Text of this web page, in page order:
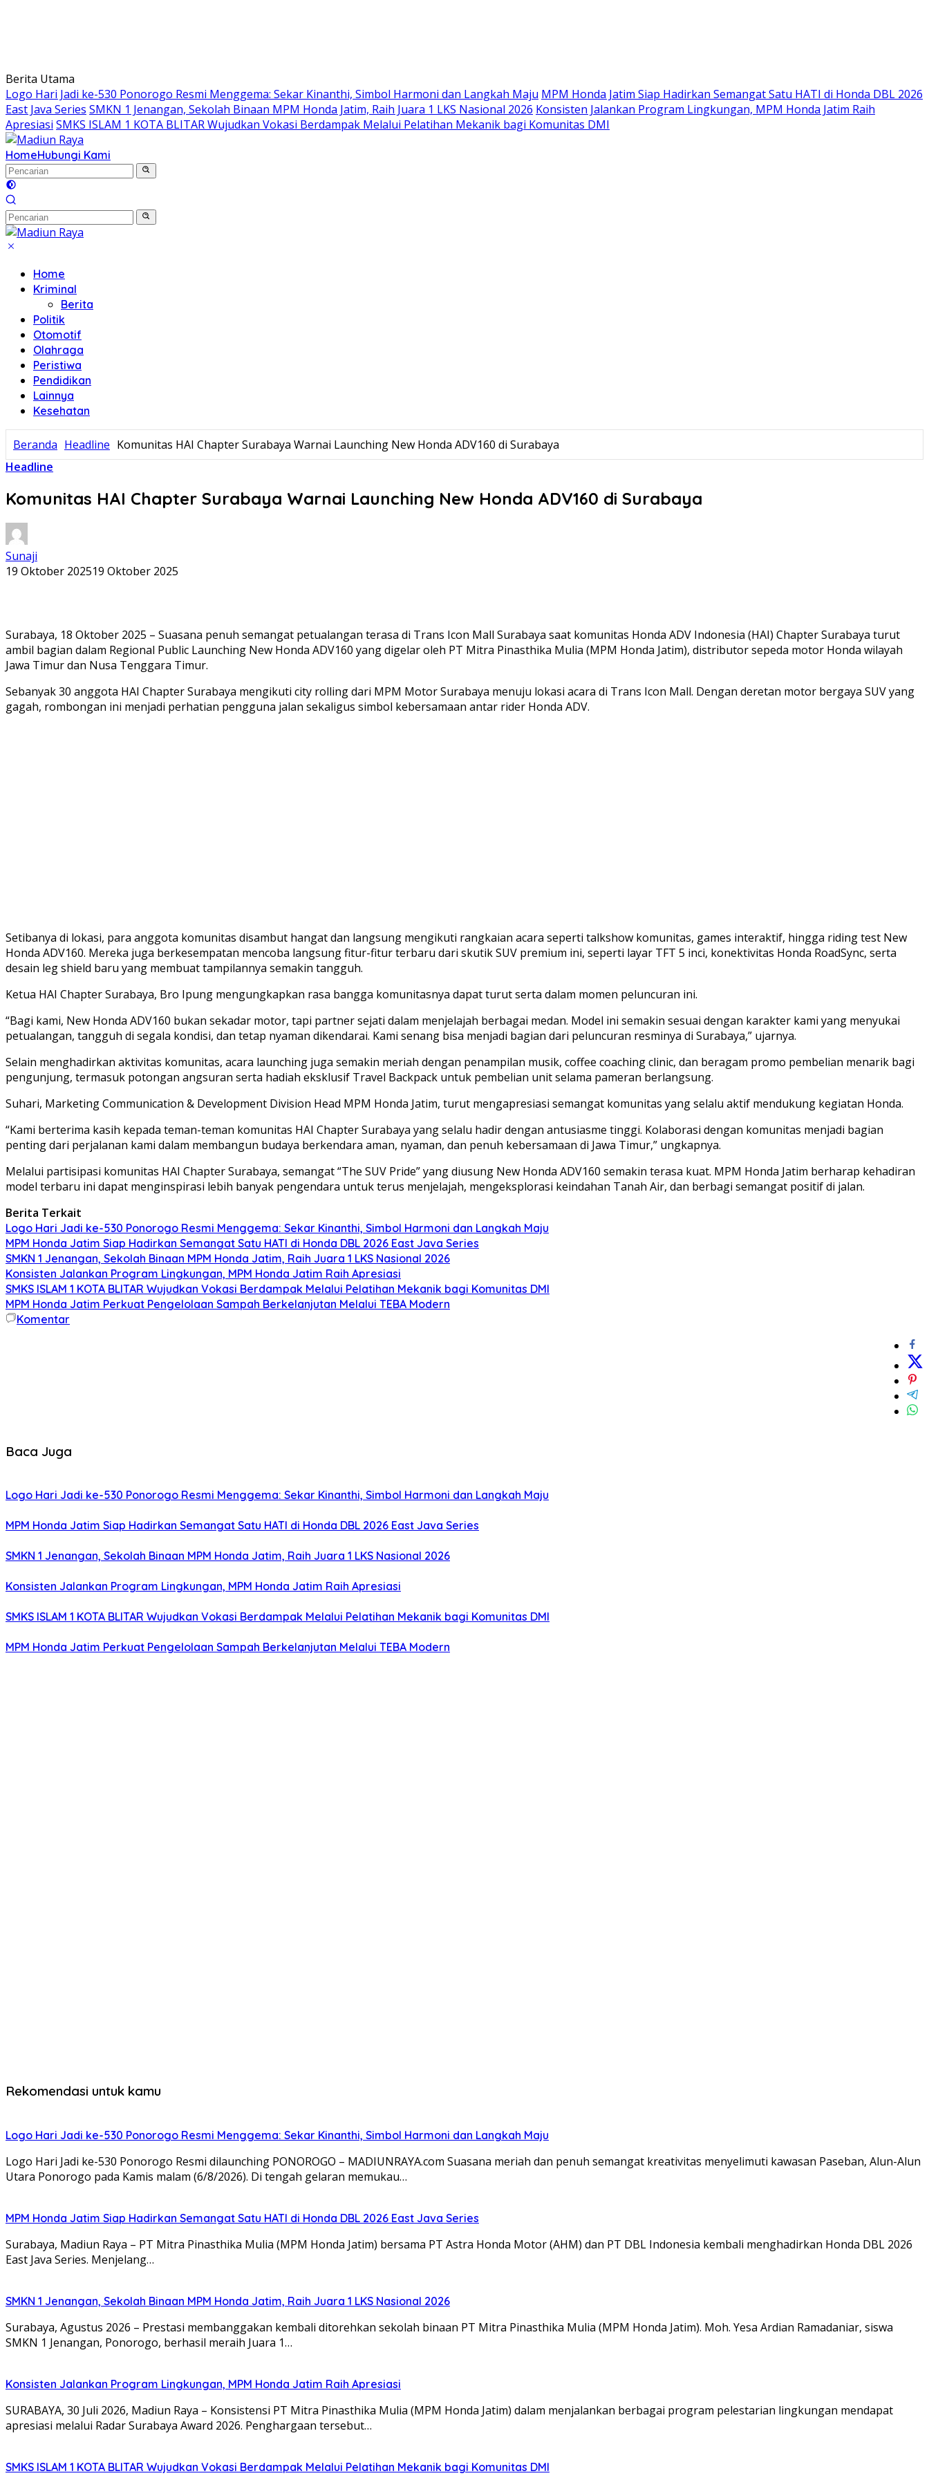
Berita Utama
Logo Hari Jadi ke-530 Ponorogo Resmi Menggema: Sekar Kinanthi, Simbol Harmoni dan Langkah Maju MPM Honda Jatim Siap Hadirkan Semangat Satu HATI di Honda DBL 2026
East Java Series SMKN 1 Jenangan, Sekolah Binaan MPM Honda Jatim, Raih Juara 1 LKS Nasional 2026 Konsisten Jalankan Program Lingkungan, MPM Honda Jatim Raih
Apresiasi SMKS ISLAM 1 KOTA BLITAR Wujudkan Vokasi Berdampak Melalui Pelatihan Mekanik bagi Komunitas DMI
HomeHubungi Kami
Home
Kriminal
Berita
Politik
Otomotif
Olahraga
Peristiwa
Pendidikan
Lainnya
Kesehatan
Beranda Headline Komunitas HAI Chapter Surabaya Warnai Launching New Honda ADV160 di Surabaya
Headline
Komunitas HAI Chapter Surabaya Warnai Launching New Honda ADV160 di Surabaya
Sunaji
19 Oktober 202519 Oktober 2025
Surabaya, 18 Oktober 2025 – Suasana penuh semangat petualangan terasa di Trans Icon Mall Surabaya saat komunitas Honda ADV Indonesia (HAI) Chapter Surabaya turut
ambil bagian dalam Regional Public Launching New Honda ADV160 yang digelar oleh PT Mitra Pinasthika Mulia (MPM Honda Jatim), distributor sepeda motor Honda wilayah
Jawa Timur dan Nusa Tenggara Timur.
Sebanyak 30 anggota HAI Chapter Surabaya mengikuti city rolling dari MPM Motor Surabaya menuju lokasi acara di Trans Icon Mall. Dengan deretan motor bergaya SUV yang
gagah, rombongan ini menjadi perhatian pengguna jalan sekaligus simbol kebersamaan antar rider Honda ADV.
Setibanya di lokasi, para anggota komunitas disambut hangat dan langsung mengikuti rangkaian acara seperti talkshow komunitas, games interaktif, hingga riding test New
Honda ADV160. Mereka juga berkesempatan mencoba langsung fitur-fitur terbaru dari skutik SUV premium ini, seperti layar TFT 5 inci, konektivitas Honda RoadSync, serta
desain leg shield baru yang membuat tampilannya semakin tangguh.
Ketua HAI Chapter Surabaya, Bro Ipung mengungkapkan rasa bangga komunitasnya dapat turut serta dalam momen peluncuran ini.
“Bagi kami, New Honda ADV160 bukan sekadar motor, tapi partner sejati dalam menjelajah berbagai medan. Model ini semakin sesuai dengan karakter kami yang menyukai
petualangan, tangguh di segala kondisi, dan tetap nyaman dikendarai. Kami senang bisa menjadi bagian dari peluncuran resminya di Surabaya,” ujarnya.
Selain menghadirkan aktivitas komunitas, acara launching juga semakin meriah dengan penampilan musik, coffee coaching clinic, dan beragam promo pembelian menarik bagi
pengunjung, termasuk potongan angsuran serta hadiah eksklusif Travel Backpack untuk pembelian unit selama pameran berlangsung.
Suhari, Marketing Communication & Development Division Head MPM Honda Jatim, turut mengapresiasi semangat komunitas yang selalu aktif mendukung kegiatan Honda.
“Kami berterima kasih kepada teman-teman komunitas HAI Chapter Surabaya yang selalu hadir dengan antusiasme tinggi. Kolaborasi dengan komunitas menjadi bagian
penting dari perjalanan kami dalam membangun budaya berkendara aman, nyaman, dan penuh kebersamaan di Jawa Timur,” ungkapnya.
Melalui partisipasi komunitas HAI Chapter Surabaya, semangat “The SUV Pride” yang diusung New Honda ADV160 semakin terasa kuat. MPM Honda Jatim berharap kehadiran
model terbaru ini dapat menginspirasi lebih banyak pengendara untuk terus menjelajah, mengeksplorasi keindahan Tanah Air, dan berbagi semangat positif di jalan.
Berita Terkait
Logo Hari Jadi ke-530 Ponorogo Resmi Menggema: Sekar Kinanthi, Simbol Harmoni dan Langkah Maju
MPM Honda Jatim Siap Hadirkan Semangat Satu HATI di Honda DBL 2026 East Java Series
SMKN 1 Jenangan, Sekolah Binaan MPM Honda Jatim, Raih Juara 1 LKS Nasional 2026
Konsisten Jalankan Program Lingkungan, MPM Honda Jatim Raih Apresiasi
SMKS ISLAM 1 KOTA BLITAR Wujudkan Vokasi Berdampak Melalui Pelatihan Mekanik bagi Komunitas DMI
MPM Honda Jatim Perkuat Pengelolaan Sampah Berkelanjutan Melalui TEBA Modern
Komentar
Baca Juga
Logo Hari Jadi ke-530 Ponorogo Resmi Menggema: Sekar Kinanthi, Simbol Harmoni dan Langkah Maju
MPM Honda Jatim Siap Hadirkan Semangat Satu HATI di Honda DBL 2026 East Java Series
SMKN 1 Jenangan, Sekolah Binaan MPM Honda Jatim, Raih Juara 1 LKS Nasional 2026
Konsisten Jalankan Program Lingkungan, MPM Honda Jatim Raih Apresiasi
SMKS ISLAM 1 KOTA BLITAR Wujudkan Vokasi Berdampak Melalui Pelatihan Mekanik bagi Komunitas DMI
MPM Honda Jatim Perkuat Pengelolaan Sampah Berkelanjutan Melalui TEBA Modern
Rekomendasi untuk kamu
Logo Hari Jadi ke-530 Ponorogo Resmi Menggema: Sekar Kinanthi, Simbol Harmoni dan Langkah Maju
Logo Hari Jadi ke-530 Ponorogo Resmi dilaunching PONOROGO – MADIUNRAYA.com Suasana meriah dan penuh semangat kreativitas menyelimuti kawasan Paseban, Alun-Alun
Utara Ponorogo pada Kamis malam (6/8/2026). Di tengah gelaran memukau…
MPM Honda Jatim Siap Hadirkan Semangat Satu HATI di Honda DBL 2026 East Java Series
Surabaya, Madiun Raya – PT Mitra Pinasthika Mulia (MPM Honda Jatim) bersama PT Astra Honda Motor (AHM) dan PT DBL Indonesia kembali menghadirkan Honda DBL 2026
East Java Series. Menjelang…
SMKN 1 Jenangan, Sekolah Binaan MPM Honda Jatim, Raih Juara 1 LKS Nasional 2026
Surabaya, Agustus 2026 – Prestasi membanggakan kembali ditorehkan sekolah binaan PT Mitra Pinasthika Mulia (MPM Honda Jatim). Moh. Yesa Ardian Ramadaniar, siswa
SMKN 1 Jenangan, Ponorogo, berhasil meraih Juara 1…
Konsisten Jalankan Program Lingkungan, MPM Honda Jatim Raih Apresiasi
SURABAYA, 30 Juli 2026, Madiun Raya – Konsistensi PT Mitra Pinasthika Mulia (MPM Honda Jatim) dalam menjalankan berbagai program pelestarian lingkungan mendapat
apresiasi melalui Radar Surabaya Award 2026. Penghargaan tersebut…
SMKS ISLAM 1 KOTA BLITAR Wujudkan Vokasi Berdampak Melalui Pelatihan Mekanik bagi Komunitas DMI